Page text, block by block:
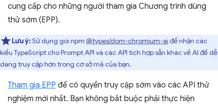
cung cấp cho những người tham gia Chương trình dùng
thử sớm (EPP).
Lưu ý:Sử dụng gói npm @types/dom-chromium-ai để nhận các
kiểu TypeScript cho Prompt API và các API tích hợp sẵn khác về AI để dễ
dàng truy cập hơn trong cơ sở mã của bạn.
Tham gia EPP để có quyền truy cập sớm vào các API thử
nghiệm mới nhất. Bạn không bắt buộc phải thực hiện